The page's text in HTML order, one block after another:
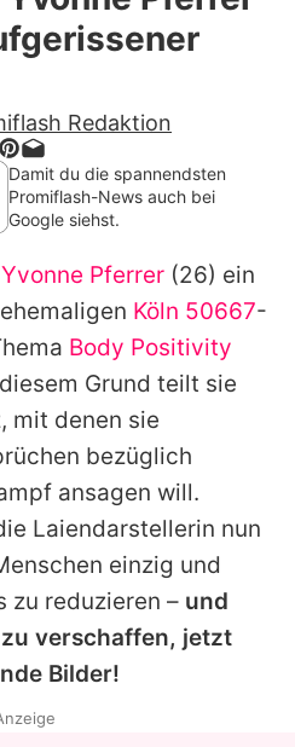
auf Promiflash
Jobs
Richtlinien
Redaktion
Damit du die spannendsten
Promiflash-News auch bei
Google siehst.
Yvonne Pferrer (26) ein
Köln 50667-
Body Positivity
Grund teilt sie
mit denen sie
bezüglich
ansagen will.
Laiendarstellerin nun
einzig und
zu reduzieren – und
verschaffen, jetzt
Bilder!